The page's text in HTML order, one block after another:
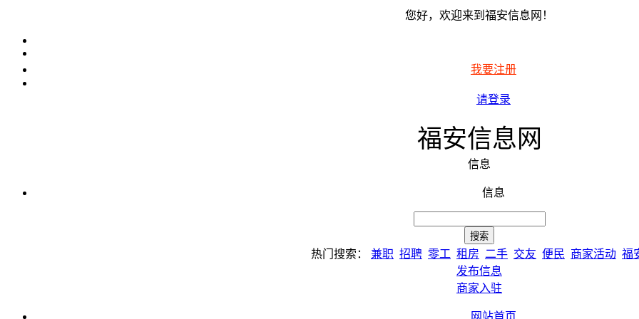
您好，欢迎来到福安信息网！
我要注册
请登录
福安信息网
信息
信息
热门搜索： 兼职 招聘 零工 租房 二手 交友 便民 商家活动 福
发布信息
商家入驻
网站首页